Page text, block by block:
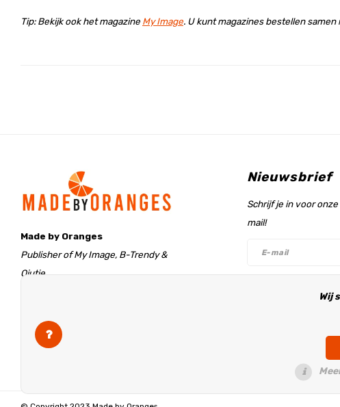
Tip: Bekijk ook het magazine My Image. U kunt magazines bestellen
Made by Oranges
Publisher of My Image, B-Trendy &
Qjutie
The Netherlands
info@madebyoranges.com
Nieuwsbrief
Schrijf je in voor
mail!
Wij